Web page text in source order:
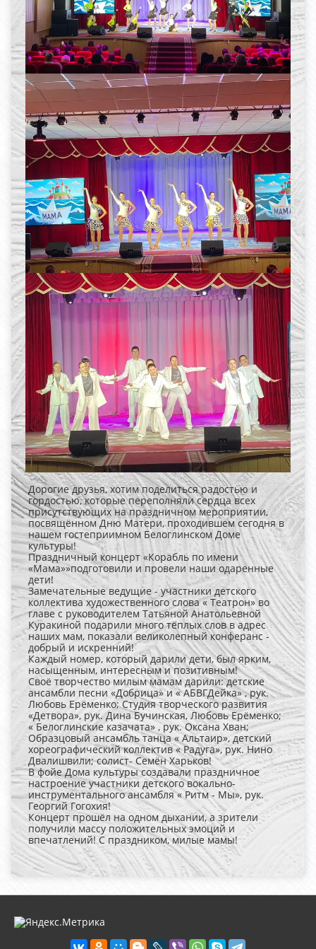
Дорогие друзья, хотим поделиться радостью и
гордостью, которые переполняли сердца всех
присутствующих на праздничном мероприятии,
посвящённом Дню Матери, проходившем сегодня в
нашем гостеприимном Белоглинском Доме
культуры!
Праздничный концерт «Корабль по имени
«Мама»»подготовили и провели наши одаренные
дети!
Замечательные ведущие - участники детского
коллектива художественного слова « Театрон» во
главе с руководителем Татьяной Анатольевной
Куракиной подарили много тёплых слов в адрес
наших мам, показали великолепный конферанс -
добрый и искренний!
Каждый номер, который дарили дети, был ярким,
насыщенным, интересным и позитивным!
Своё творчество милым мамам дарили: детские
ансамбли песни «Добрица» и « АБВГДейка» , рук.
Любовь Ерёменко; Студия творческого развития
«Детвора», рук. Дина Бучинская, Любовь Ерёменко;
« Белоглинские казачата» , рук. Оксана Хван;
Образцовый ансамбль танца « Альтаир», детский
хореографический коллектив « Радуга», рук. Нино
Двалишвили; солист- Семён Харьков!
В фойе Дома культуры создавали праздничное
настроение участники детского вокально-
инструментального ансамбля « Ритм - Мы», рук.
Георгий Гогохия!
Концерт прошёл на одном дыхании, а зрители
получили массу положительных эмоций и
впечатлений! С праздником, милые мамы!